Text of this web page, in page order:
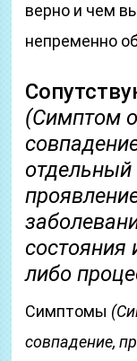
верно и чем
непременно
(Симптом
отдельный
состояния
либо
Симптомы
совпадение,